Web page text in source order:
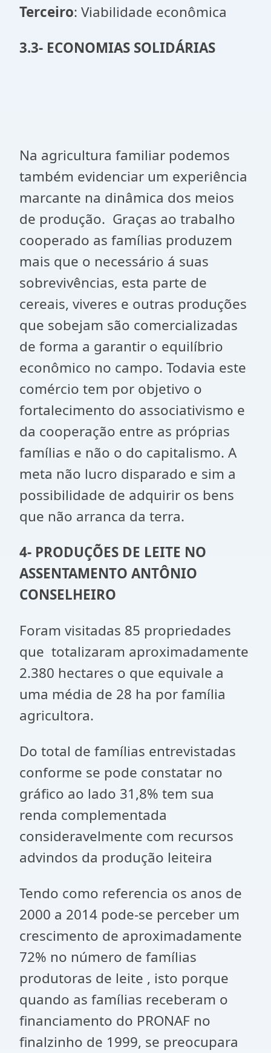
Terceiro: Viabilidade econômica
3.3- ECONOMIAS SOLIDÁRIAS
Na agricultura familiar podemos
também evidenciar um experiência
marcante na dinâmica dos meios
de produção. Graças ao trabalho
cooperado as famílias produzem
mais que o necessário á suas
sobrevivências, esta parte de
cereais, viveres e outras produções
que sobejam são comercializadas
de forma a garantir o equilíbrio
econômico no campo. Todavia este
comércio tem por objetivo o
fortalecimento do associativismo e
da cooperação entre as próprias
famílias e não o do capitalismo. A
meta não lucro disparado e sim a
possibilidade de adquirir os bens
que não arranca da terra.
4- PRODUÇÕES DE LEITE NO
ASSENTAMENTO ANTÔNIO
CONSELHEIRO
Foram visitadas 85 propriedades
que totalizaram aproximadamente
2.380 hectares o que equivale a
uma média de 28 ha por família
agricultora.
Do total de famílias entrevistadas
conforme se pode constatar no
gráfico ao lado 31,8% tem sua
renda complementada
consideravelmente com recursos
advindos da produção leiteira
Tendo como referencia os anos de
2000 a 2014 pode-se perceber um
crescimento de aproximadamente
72% no número de famílias
produtoras de leite , isto porque
quando as famílias receberam o
financiamento do PRONAF no
finalzinho de 1999, se preocupara